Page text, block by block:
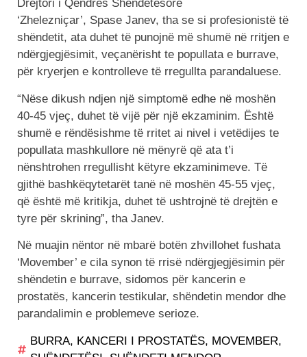
Drejtori i Qendrës Shëndetësore
‘Zhelezniçar’, Spase Janev, tha se si profesionistë të
shëndetit, ata duhet të punojnë më shumë në rritjen e
ndërgjegjësimit, veçanërisht te popullata e burrave,
për kryerjen e kontrolleve të rregullta parandaluese.
“Nëse dikush ndjen një simptomë edhe në moshën
40-45 vjeç, duhet të vijë për një ekzaminim. Është
shumë e rëndësishme të rritet ai nivel i vetëdijes te
popullata mashkullore në mënyrë që ata t’i
nënshtrohen rregullisht këtyre ekzaminimeve. Të
gjithë bashkëqytetarët tanë në moshën 45-55 vjeç,
që është më kritikja, duhet të ushtrojnë të drejtën e
tyre për skrining”, tha Janev.
Në muajin nëntor në mbarë botën zhvillohet fushata
‘Movember’ e cila synon të rrisë ndërgjegjësimin për
shëndetin e burrave, sidomos për kancerin e
prostatës, kancerin testikular, shëndetin mendor dhe
parandalimin e problemeve serioze.
BURRA, KANCERI I PROSTATËS, MOVEMBER,